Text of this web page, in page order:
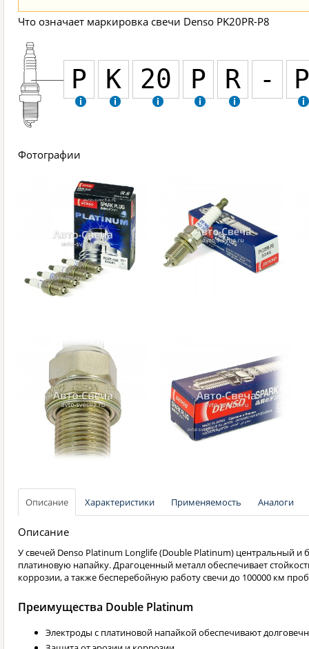
Что означает маркировка свечи Denso PK20PR-P8
P K 20 P R - P
Фотографии
Описание Характеристики Применяемость Аналоги
Описание
У свечей Denso Platinum Longlife (Double Platinum) центральный и
платиновую напайку. Драгоценный металл обеспечивает
коррозии, а также бесперебойную работу свечи до 100000 км
Преимущества Double Platinum
Электроды с платиновой напайкой обеспечивают